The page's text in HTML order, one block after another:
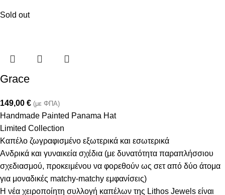
Sold out
Grace
149,00 € (με ΦΠΑ)
Handmade Painted Panama Hat
Limited Collection
Καπέλο ζωγραφισμένο εξωτερικά και εσωτερικά
Ανδρικά και γυναικεία σχέδια (με δυνατότητα παραπλήσσιου
σχεδιασμού, προκειμένου να φορεθούν ως σετ από δύο άτομα
για μοναδικές matchy-matchy εμφανίσεις)
Η νέα χειροποίητη συλλογή καπέλων της Lithos Jewels είναι